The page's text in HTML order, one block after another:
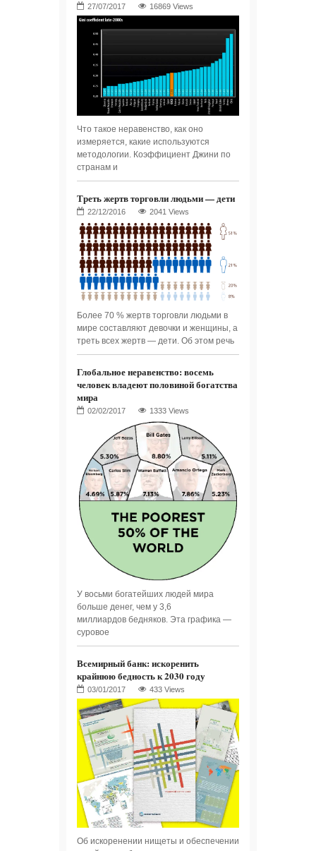
16869 Views
Что такое неравенство, как оно
измеряется, какие используются
методологии. Коэффициент Джини по
странам и
Треть жертв торговли людьми — дети
2041 Views
Более 70 % жертв торговли людьми в
мире составляют девочки и женщины, а
треть всех жертв — дети. Об этом речь
Глобальное неравенство: восемь
человек владеют половиной богатства
мира
1333 Views
У восьми богатейших людей мира
больше денег, чем у 3,6
миллиардов бедняков. Эта графика —
суровое
Всемирный банк: искоренить
крайнюю бедность к 2030 году
433 Views
Об искоренении нищеты и обеспечении